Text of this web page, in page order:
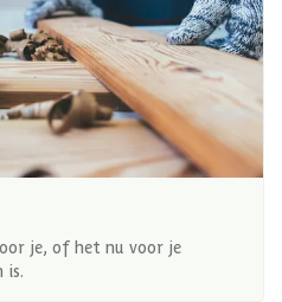
je, of het nu voor je
is.